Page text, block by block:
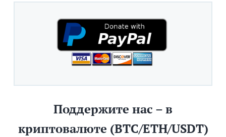
Поддержите нас – в
криптовалюте (BTC/ETH/USDT)